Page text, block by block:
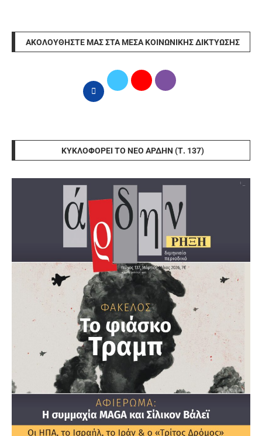
ΑΚΟΛΟΥΘΉΣΤΕ ΜΑΣ ΣΤΑ ΜΈΣΑ ΚΟΙΝΩΝΙΚΉΣ ΔΙΚΤΎΩΣΗΣ
ΚΥΚΛΟΦΟΡΕΊ ΤΟ ΝΈΟ ΆΡΔΗΝ (Τ. 137)